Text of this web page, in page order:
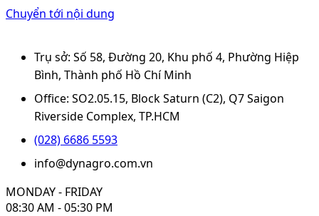
Chuyển tới nội dung
Trụ sở: Số 58, Đường 20, Khu phố 4, Phường Hiệp
Bình, Thành phố Hồ Chí Minh
Office: SO2.05.15, Block Saturn (C2), Q7 Saigon
Riverside Complex, TP.HCM
(028) 6686 5593
info@dynagro.com.vn
MONDAY - FRIDAY
08:30 AM - 05:30 PM